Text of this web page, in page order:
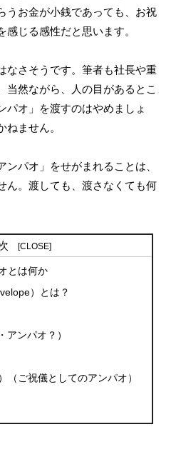
うお金が小銭であっても、お祝
じる感性だと思います。
なさそうです。筆者も社長や重
当然ながら、人の目があるとこ
パオ」を渡すのはやめましょ
ねません。
パオ」をせがまれることは、
ん。渡しても、渡さなくても何
とは何か
）とは？
アンパオ？）
（ご祝儀としてのアンパオ）